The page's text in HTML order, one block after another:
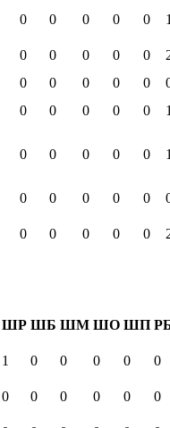
0 0 0 0 0
0 0 0 0 0
0 0 0 0 0
0 0 0 0 0
0 0 0 0 0
0 0 0 0 0
0 0 0 0 0
ШР ШБ ШМ ШО ШП
1 0 0 0 0 0
0 0 0 0 0 0